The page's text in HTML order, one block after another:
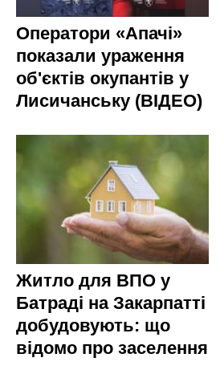
Оператори «Апачі»
показали ураження
об'єктів окупантів у
Лисичанську (ВІДЕО)
Житло для ВПО у
Батраді на Закарпатті
добудовують: що
відомо про заселення